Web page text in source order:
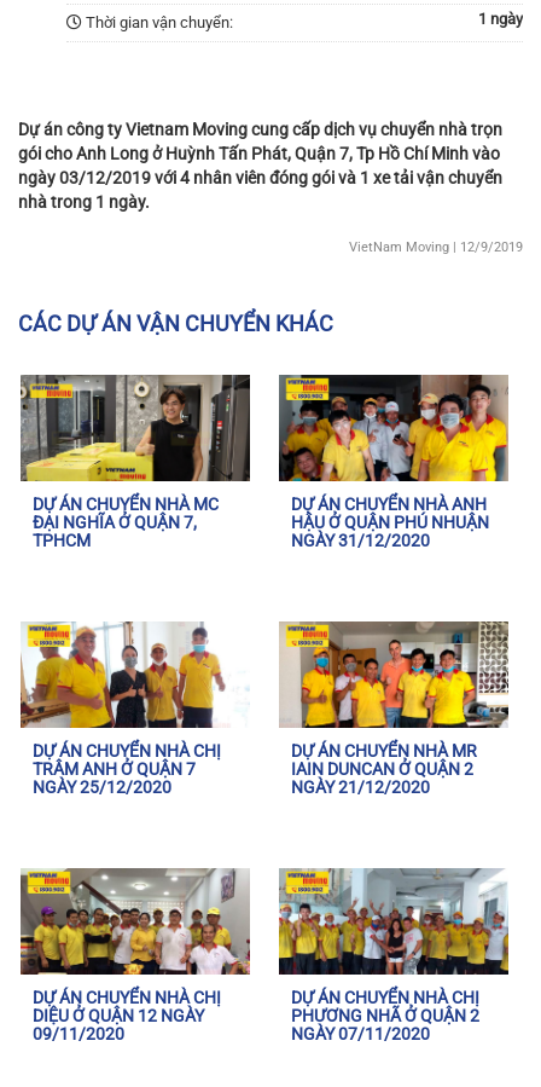
Thời gian vận chuyển: 1 ngày
Dự án công ty Vietnam Moving cung cấp dịch vụ chuyển nhà trọn
gói cho Anh Long ở Huỳnh Tấn Phát, Quận 7, Tp Hồ Chí Minh vào
ngày 03/12/2019 với 4 nhân viên đóng gói và 1 xe tải vận chuyển
nhà trong 1 ngày.
VietNam Moving | 12/9/2019
CÁC DỰ ÁN VẬN CHUYỂN KHÁC
DỰ ÁN CHUYỂN NHÀ MC
ĐẠI NGHĨA Ở QUẬN 7,
TPHCM
DỰ ÁN CHUYỂN NHÀ ANH
HẬU Ở QUẬN PHÚ NHUẬN
NGÀY 31/12/2020
DỰ ÁN CHUYỂN NHÀ CHỊ
TRÂM ANH Ở QUẬN 7
NGÀY 25/12/2020
DỰ ÁN CHUYỂN NHÀ MR
IAIN DUNCAN Ở QUẬN 2
NGÀY 21/12/2020
DỰ ÁN CHUYỂN NHÀ CHỊ
DIỆU Ở QUẬN 12 NGÀY
09/11/2020
DỰ ÁN CHUYỂN NHÀ CHỊ
PHƯƠNG NHÃ Ở QUẬN 2
NGÀY 07/11/2020